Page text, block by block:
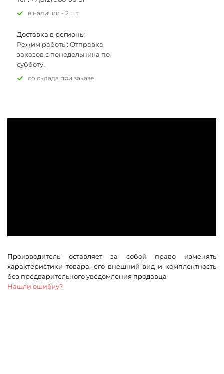
В наличии - 2 шт
Доставка в регионы
Режим работы: Отправка
заказов с понедельника по
субботу.
Со склада при заказе
Производитель оставляет за собой право изменять
характеристики товара, его внешний вид и комплектность
без предварительного уведомления продавца
Нашли ошибку?